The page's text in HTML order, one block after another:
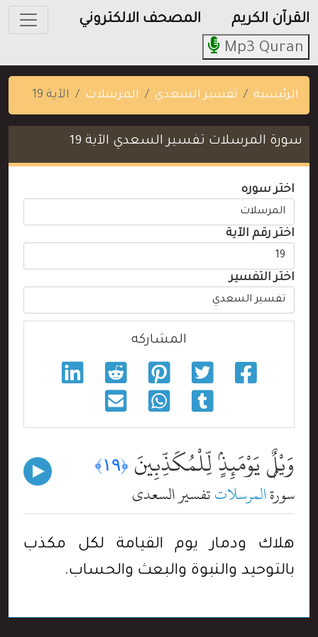
القرآن الكريم المصحف الالكتروني
Mp3 Quran
الرئيسية تفسير السعدي المرسلات الآية 19
سورة المرسلات تفسير السعدي الآية 19
اختر سوره
اختر رقم الآية
اختر التفسير
المشاركه
وَيْلٌۭ يَوْمَئِذٍۢ لِّلْمُكَذِّبِينَ ﴿١٩﴾
سورةالمرسلاتتفسير السعدي
هلاك ودمار يوم القيامة لكل مكذب
بالتوحيد والنبوة والبعث والحساب.